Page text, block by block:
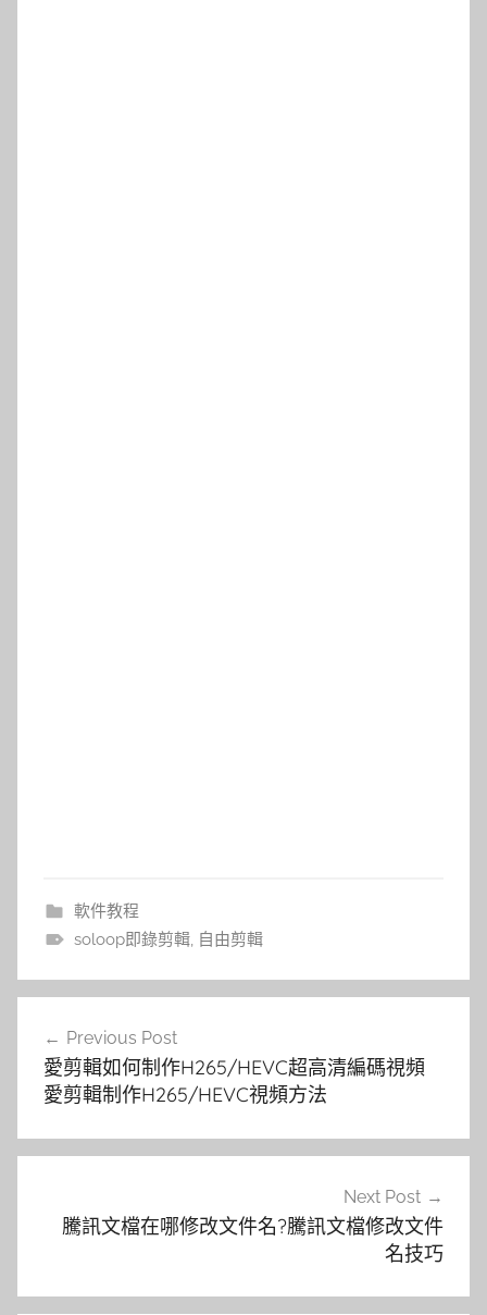
軟件教程
soloop即錄剪輯, 自由剪輯
覽
Previous Post
愛剪輯如何制作H265/HEVC超高清編碼視頻
愛剪輯制作H265/HEVC視頻方法
Next Post
騰訊文檔在哪修改文件名?騰訊文檔修改文件
名技巧